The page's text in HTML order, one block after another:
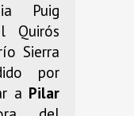
Puig
Quirós
Sierra
por
a Pilar